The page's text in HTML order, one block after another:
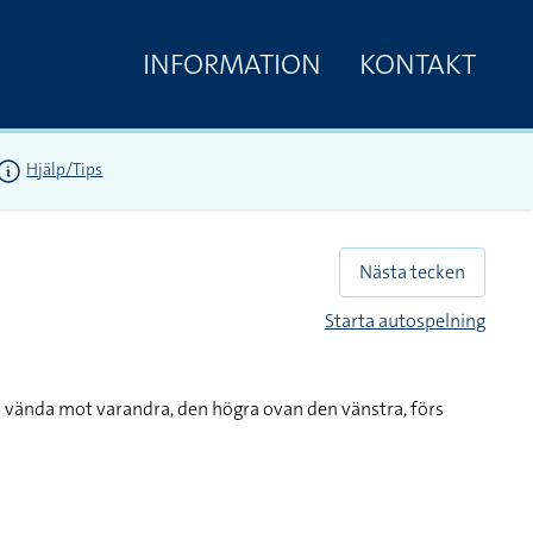
INFORMATION KONTAKT
Hjälp/Tips
Nästa tecken
Starta autospelning
mot varandra, den högra ovan den vänstra, förs